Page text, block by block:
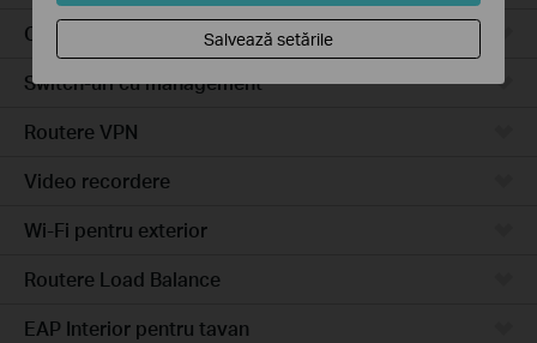
Camere video
Switch-uri cu management
Routere VPN
Video recordere
Wi-Fi pentru exterior
Routere Load Balance
EAP Interior pentru tavan
Salvează setările